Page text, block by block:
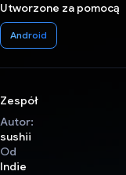
Utworzone za pomocą
Android
Zespół
Autor:
sushii
Od
Indie